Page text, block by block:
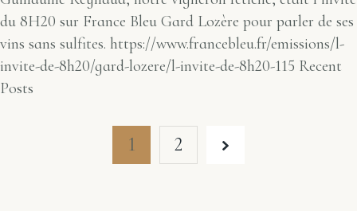
du 8H20 sur France Bleu Gard Lozère pour parler de ses
vins sans sulfites. https://www.francebleu.fr/emissions/l-
invite-de-8h20/gard-lozere/l-invite-de-8h20-115 Recent
Posts
1 2